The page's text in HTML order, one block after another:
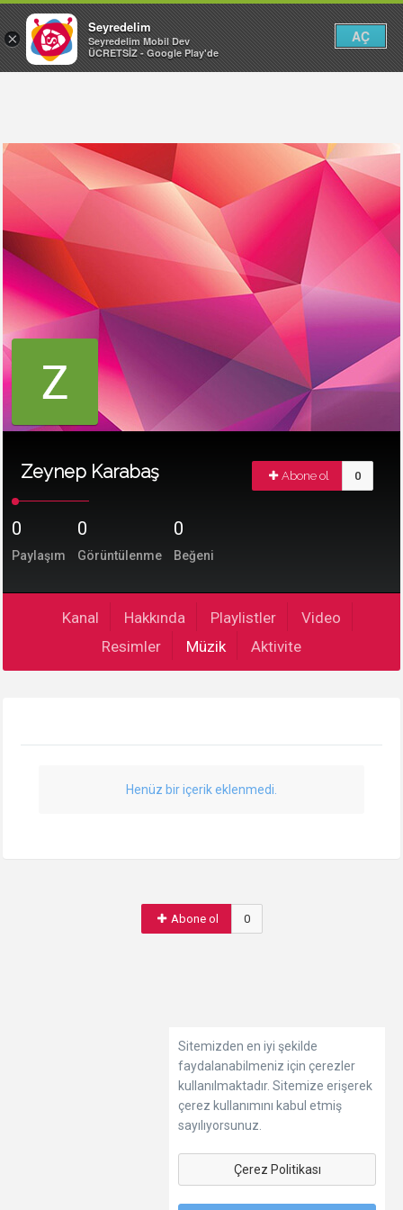
Zeynep Karabaş Abone ol 0
0
Paylaşım
0
Görüntülenme
0
Beğeni
Kanal Hakkında Playlistler
Video
Resimler
Müzik Aktivite
Henüz bir içerik eklenmedi.
Abone ol 0
Sitemizden en iyi şekilde
faydalanabilmeniz için çerezler
kullanılmaktadır. Sitemize erişerek
çerez kullanımını kabul etmiş
sayılıyorsunuz.
Çerez Politikası
×
Seyredelim
Seyredelim Mobil Dev
ÜCRETSİZ - Google Play'de
AÇ